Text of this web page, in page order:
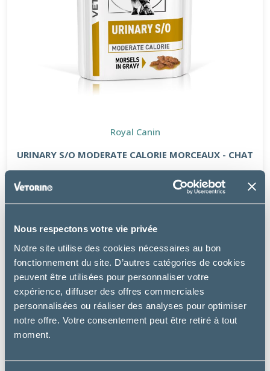
Nous respectons votre vie privée
Notre site utilise des cookies nécessaires au bon
fonctionnement du site. D’autres catégories de cookies
peuvent être utilisées pour personnaliser votre
expérience, diffuser des offres commerciales
personnalisées ou réaliser des analyses pour optimiser
notre offre. Votre consentement peut être retiré à tout
moment.
Royal Canin
URINARY S/O MODERATE CALORIE MORCEAUX - CHAT